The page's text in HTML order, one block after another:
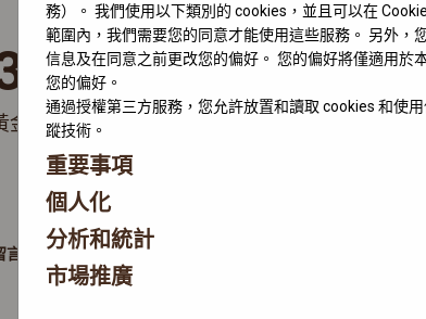
言
務）。 我們使用以下類別的 cookies，並且可以在
範圍內，我們需要您的同意才能使用這些服務。 另外，
信息及在同意之前更改您的偏好。 您的偏好將僅適用於
您的偏好。
通過授權第三方服務，您允許放置和讀取 cookies 和使
蹤技術。
重要事項
個人化
分析和統計
市場推廣